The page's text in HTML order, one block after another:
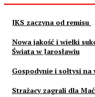
JKS zaczyna od remisu
Nowa jakość i wielki
Świata w Jarosławiu
Gospodynie i sołtysi
Strażacy zagrali dla